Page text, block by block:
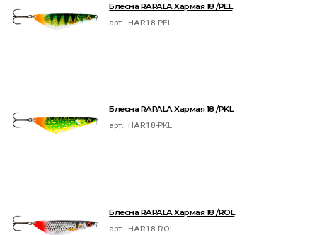
Блесна RAPALA Хармая 18 /PEL
арт.: HAR18-PEL
Блесна RAPALA Хармая 18 /PKL
арт.: HAR18-PKL
Блесна RAPALA Хармая 18 /ROL
арт.: HAR18-ROL